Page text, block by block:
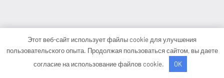
Этот веб-сайт использует файлы cookie для улучшения
пользовательского опыта. Продолжая пользоваться сайтом, вы даете
согласие на использование файлов cookie.
OK